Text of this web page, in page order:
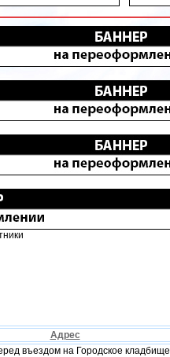
Адрес
въездом на Городское кладбище